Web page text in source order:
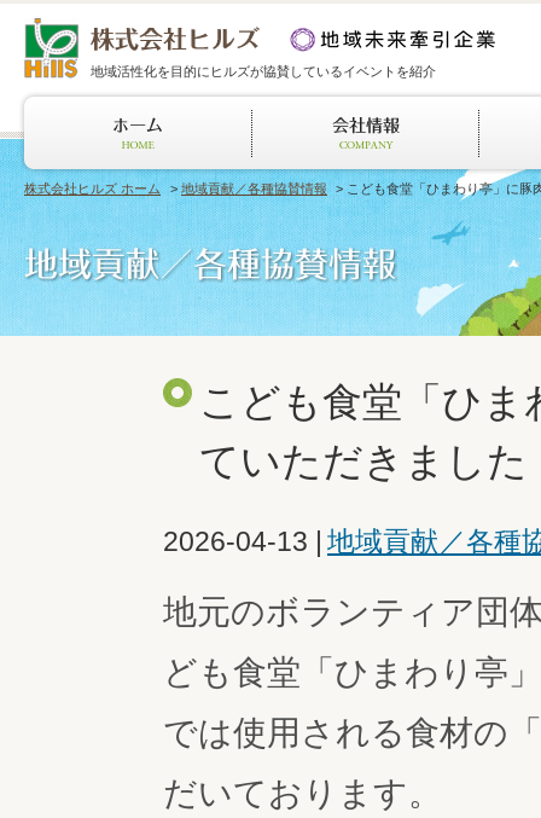
地域活性化を目的にヒルズが協賛しているイベントを紹介
株式会社ヒルズ ホーム >地域貢献／各種協賛情報 > こども食堂「ひまわり亭」に豚
こども食堂「ひ
ていただきました
2026-04-13 | 地域貢献／各種
地元のボランティア団
ども食堂「ひまわり亭
では使用される食材の
だいております。